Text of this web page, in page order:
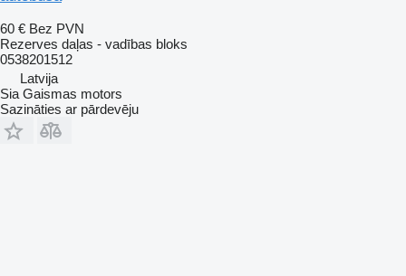
60 € Bez PVN
Rezerves daļas - vadības bloks
0538201512
Latvija
Sia Gaismas motors
Sazināties ar pārdevēju